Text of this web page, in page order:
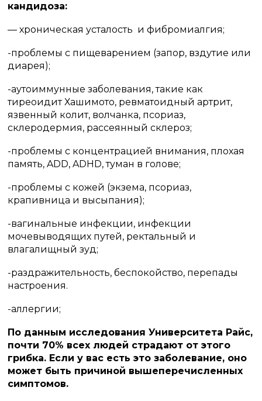
кандидоза:
— хроническая усталость и фибромиалгия;
-проблемы с пищеварением (запор, вздутие или
диарея);
-аутоиммунные заболевания, такие как
тиреоидит Хашимото, ревматоидный артрит,
язвенный колит, волчанка, псориаз,
склеродермия, рассеянный склероз;
-проблемы с концентрацией внимания, плохая
память, ADD, ADHD, туман в голове;
-проблемы с кожей (экзема, псориаз,
крапивница и высыпания);
-вагинальные инфекции, инфекции
мочевыводящих путей, ректальный и
влагалищный зуд;
-раздражительность, беспокойство, перепады
настроения.
-аллергии;
По данным исследования Университета Райс,
почти 70% всех людей страдают от этого
грибка. Если у вас есть это заболевание, оно
может быть причиной вышеперечисленных
симптомов.